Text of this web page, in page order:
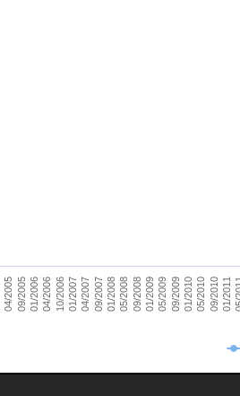
04/200509/200501/200604/200610/200601/200704/200709/200701/200805/200809/200801/200905/200909/200901/201005/201009/201001/2011